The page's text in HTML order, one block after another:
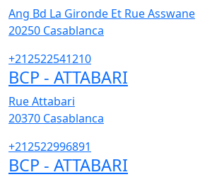
Ang Bd La Gironde Et Rue Asswane
20250 Casablanca
+212522541210
BCP - ATTABARI
Rue Attabari
20370 Casablanca
+212522996891
BCP - ATTABARI